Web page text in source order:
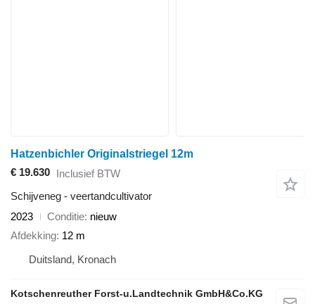
Hatzenbichler Originalstriegel 12m
€ 19.630 Inclusief BTW
Schijveneg - veertandcultivator
2023
Conditie nieuw
Afdekking 12 m
Duitsland, Kronach
Kotschenreuther Forst-u.Landtechnik GmbH&Co.KG